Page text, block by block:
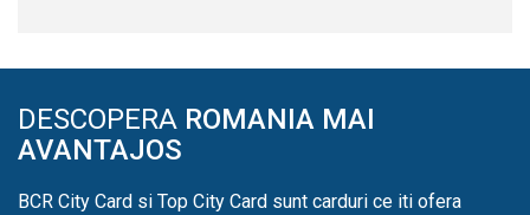
DESCOPERA ROMANIA MAI
AVANTAJOS
BCR City Card si Top City Card sunt carduri ce iti ofera